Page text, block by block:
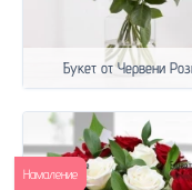
Букет от Червени
Намаление